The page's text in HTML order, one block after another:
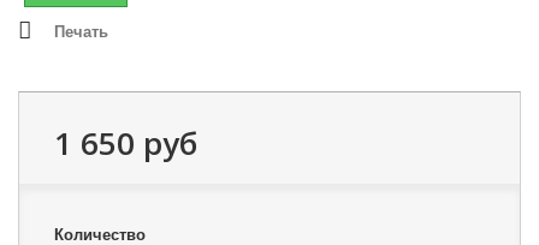
Печать
1 650 руб
Количество